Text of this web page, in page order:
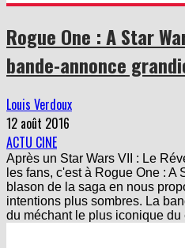
Rogue One : A Star
bande-annonce
Louis Verdoux
12 août 2016
ACTU CINE
Après un Star Wars VII : Le
les fans, c'est à Rogue One : A
blason de la saga en nous
intentions plus sombres. La
du méchant le plus iconique du